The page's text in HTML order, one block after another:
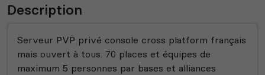
Description
Serveur PVP privé console cross platform français
mais ouvert à tous. 70 places et équipes de
maximum 5 personnes par bases et alliances